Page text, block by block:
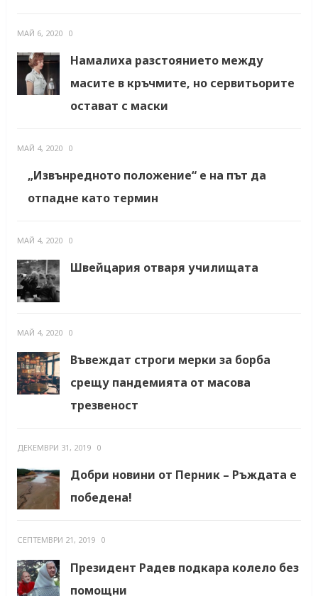
МАЙ 6, 2020 0
Намалиха разстоянието между
масите в кръчмите, но сервитьорите
остават с маски
МАЙ 4, 2020 0
„Извънредното положение“ е на път да
отпадне като термин
МАЙ 4, 2020 0
Швейцария отваря училищата
МАЙ 4, 2020 0
Въвеждат строги мерки за борба
срещу пандемията от масова
трезвеност
ДЕКЕМВРИ 31, 2019 0
Добри новини от Перник – Ръждата е
победена!
СЕПТЕМВРИ 21, 2019 0
Президент Радев подкара колело без
помощни